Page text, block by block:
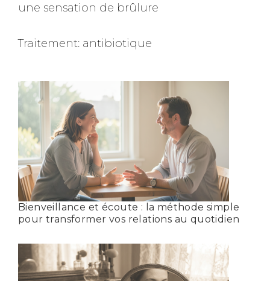
une sensation de brûlure
Traitement: antibiotique
Bienveillance et écoute : la méthode simple
pour transformer vos relations au quotidien